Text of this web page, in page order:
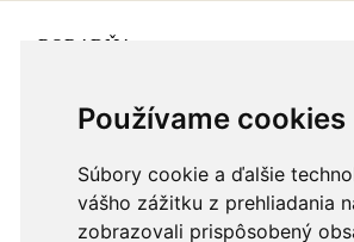
Používame cookies
Súbory cookie a ďalšie
vášho zážitku z prehliadania
zobrazovali prispôsobený
PORADŇA
Ako nakupovať
Doprava a poštovné